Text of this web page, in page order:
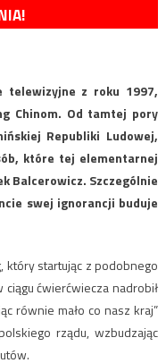
telewizyjne z roku 1997,
Chinom. Od tamtej pory
Republiki Ludowej,
które tej elementarnej
Balcerowicz. Szczególnie
swej ignorancji buduje
który startując z podobnego
ćwierćwiecza nadrobił
równie mało co nasz kraj”
rządu, wzbudzając